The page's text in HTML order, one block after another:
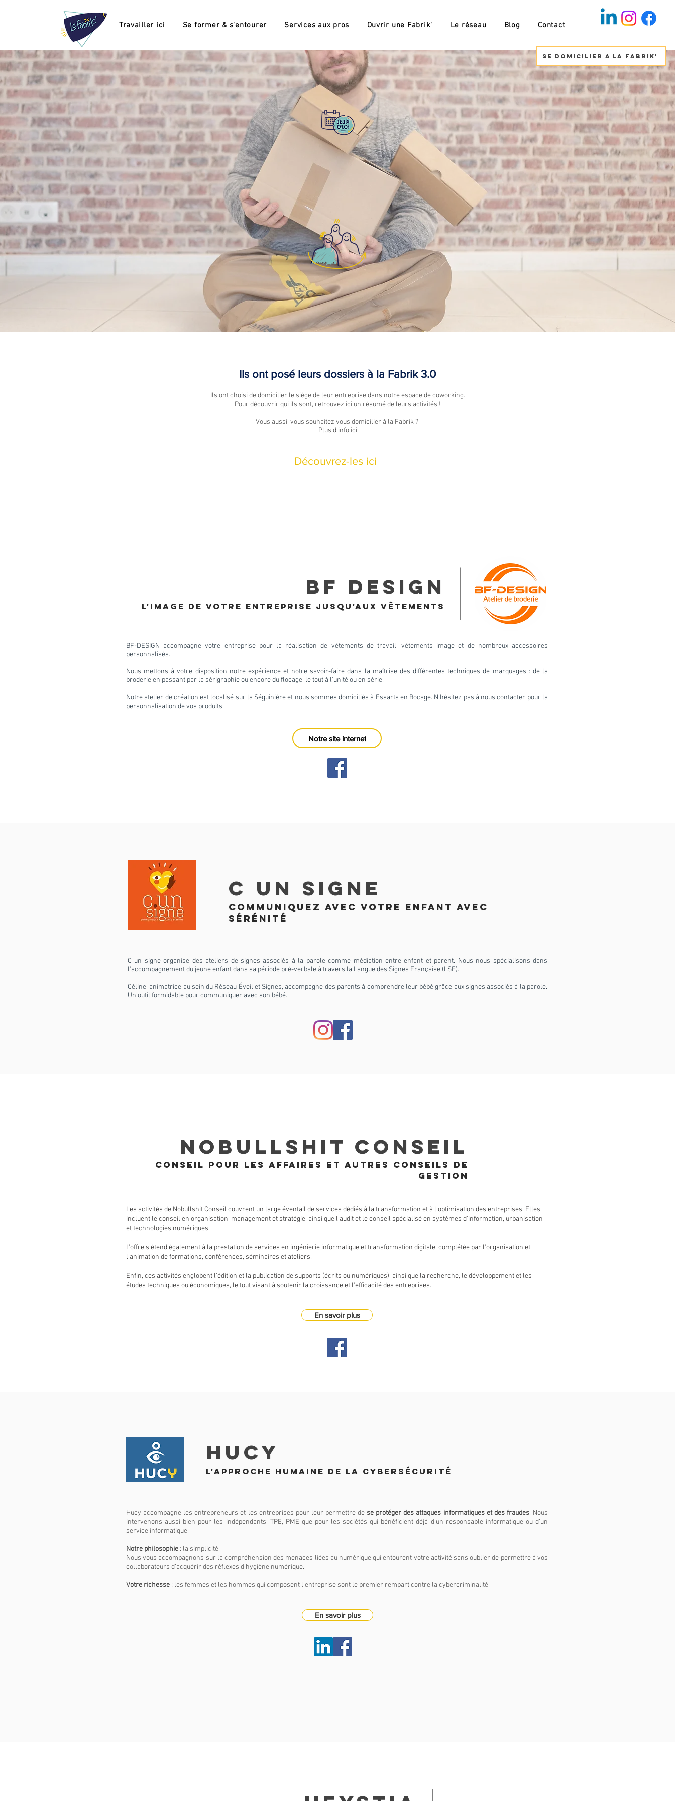
Travailler ici Se former & s'entourer Services aux pros Ouvrir une Fabrik' Le réseau Blog Contact
Se domicilier à la fabrik'
LES DOMICILIÉS de
LA FABRIK'
Ils ont posé leurs dossiers à la Fabrik 3.0
Ils ont choisi de domicilier le siège de leur entreprise dans notre espace de coworking.
Pour découvrir qui ils sont, retrouvez ici un résumé de leurs activités !
Vous aussi, vous souhaitez vous domicilier à la Fabrik ?
Plus d'info ici
Découvrez-les ici
C UN SIGNE
Communiquez avec votre enfant avec
sérénité
C un signe organise des ateliers de signes associés à la parole comme médiation entre enfant et parent. Nous nous spécialisons dans
l'accompagnement du jeune enfant dans sa période pré-verbale à travers la Langue des Signes Française (LSF).
Céline, animatrice au sein du Réseau Éveil et Signes, accompagne des parents à comprendre leur bébé grâce aux signes associés à la parole.
Un outil formidable pour communiquer avec son bébé.
BF DESIGN
L'IMAGE DE VOTRE ENT REPRISE JUSQU'AUX VÊTEMENTS
BF-DESIGN accompagne votre entreprise pour la réalisation de vêtements de travail, vêtements image et de nombreux accessoires
personnalisés.
Nous mettons à votre disposition notre expérience et notre savoir-faire dans la maîtrise des différentes techniques de marquages : de la
broderie en passant par la sérigraphie ou encore du flocage, le tout à l'unité ou en série.
Notre atelier decréation est localisé sur la Séguinière et nous sommes domiciliés à Essarts en Bocage. N'hésitez pas à nous contacter pour la
personnalisation de vos produits.
Notre site internet
NOBULLSHIT CONSEIL
Conseil pour les affaires et autres conseils de
gestion
Les activités de Nobullshit Conseil couvrent un large éventail de services dédiés à la transformation et à l'optimisation des entreprises. Elles
incluent le conseil en organisation, management et stratégie, ainsi que l'audit et le conseil spécialisé en systèmes d'information, urbanisation
et technologies numériques.
L'offre s'étend également à la prestation de services en ingénierie informatique et transformation digitale, complétée par l'organisation et
l'animation de formations, conférences, séminaires et ateliers.
Enfin, ces activités englobent l'édition et la publication de supports (écrits ou numériques), ainsi que la recherche, le développement et les
études techniques ou économiques, le tout visant à soutenir la croissance et l'efficacité des entreprises.
En savoir plus
HUCY
L'approche humaine de la cybersécurité
Hucy accompagne les entrepreneurs et les entreprises pour leur permettre de se protéger des attaques informatiques et des fraudes. Nous
intervenons aussi bien pour les indépendants, TPE, PME que pour les sociétés qui bénéficient déjà d’un responsable informatique ou d’un
service informatique.
Notre philosophie : la simplicité.
Nous vous accompagnons sur la compréhension des menaces liées au numérique qui entourent votre activité sans oublier de permettre à vos
collaborateurs d’acquérir des réflexes d’hygiène numérique.
Votre richesse : les femmes et les hommes qui composent l’entreprise sont le premier rempart contre la cybercriminalité.
En savoir plus